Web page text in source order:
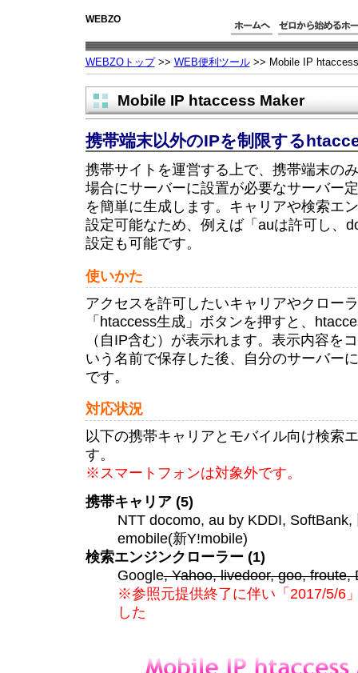
WEBZO
WEBZOトップ>> WEB便利ツール>> Mobile IP
Mobile IP htaccess Maker
携帯端末以外のIPを制限する
携帯サイトを運営する上で、携帯端末の
場合にサーバーに設置が必要なサーバー
を簡単に生成します。キャリアや検索エ
設定可能なため、例えば「auは許可し、
設定も可能です。
使いかた
アクセスを許可したいキャリアやクロー
「htaccess生成」ボタンを押すと、
（自IP含む）が表示れます。表示内容を
いう名前で保存した後、自分のサーバー
です。
対応状況
以下の携帯キャリアとモバイル向け検索
す。
※スマートフォンは対象外です。
携帯キャリア (5)
NTT docomo, au by KDDI,
emobile(新Y!mobile)
検索エンジンクローラー (1)
Google, Yahoo, livedoor, goo, froute,
※参照元提供終了に伴い「2017/5/6
した